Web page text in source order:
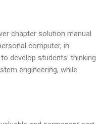
chapter solution manual
computer, in
develop students’ thinking
engineering, while